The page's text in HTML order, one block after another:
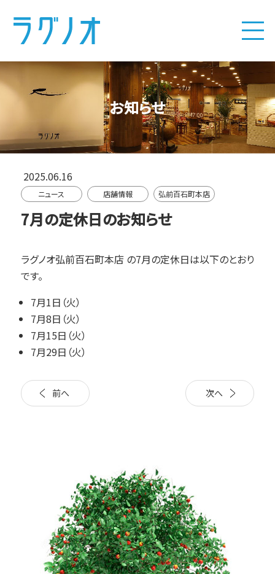
お知らせ
2025.06.16
ニュース 店舗情報 弘前百石町本店
7月の定休日のお知らせ
ラグノオ弘前百石町本店 の7月の定休日は以下のとおり
です。
7月1日（火）
7月8日（火）
7月15日（火）
7月29日（火）
前へ 次へ